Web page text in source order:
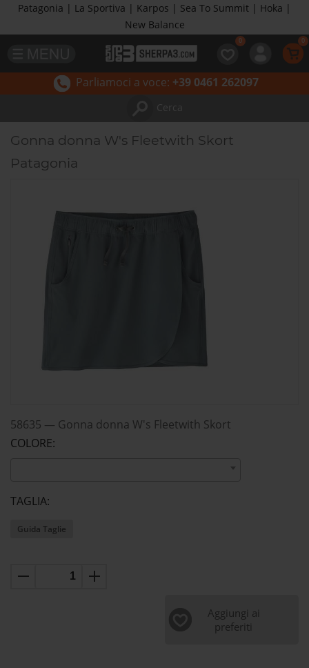
Patagonia | La Sportiva | Karpos | Sea To Summit | Hoka |
New Balance
Parliamoci a voce: +39 0461 262097
Cerca
Gonna donna W's Fleetwith Skort
Patagonia
58635 — Gonna donna W's Fleetwith Skort
COLORE:
TAGLIA:
Guida Taglie
Aggiungi ai
preferiti